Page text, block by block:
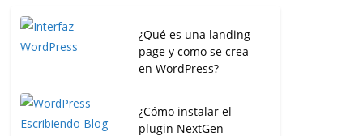
¿Qué es una landing
page y como se crea
en WordPress?
¿Cómo instalar el
plugin NextGen